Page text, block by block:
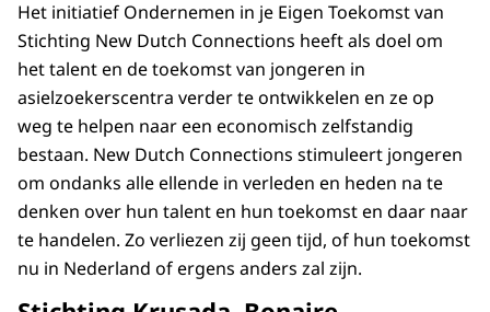
Het initiatief Ondernemen in je Eigen Toekomst van
Stichting New Dutch Connections heeft als doel om
het talent en de toekomst van jongeren in
asielzoekerscentra verder te ontwikkelen en ze op
weg te helpen naar een economisch zelfstandig
bestaan. New Dutch Connections stimuleert jongeren
om ondanks alle ellende in verleden en heden na te
denken over hun talent en hun toekomst en daar naar
te handelen. Zo verliezen zij geen tijd, of hun toekomst
nu in Nederland of ergens anders zal zijn.